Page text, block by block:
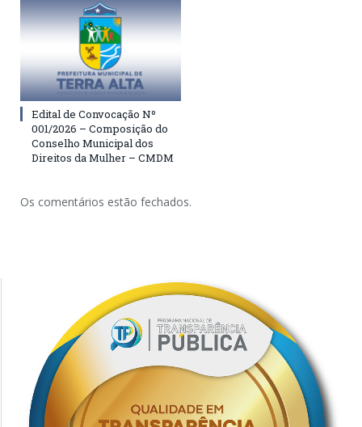
Edital de Convocação Nº
001/2026 – Composição do
Conselho Municipal dos
Direitos da Mulher – CMDM
Os comentários estão fechados.